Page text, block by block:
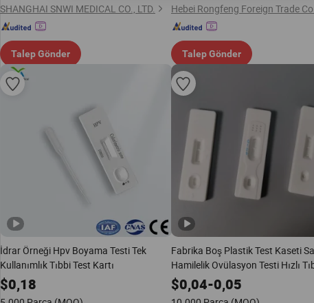
SHANGHAI SNWI MEDICAL CO., LTD.
Talep Gönder Talep Gönder
İdrar Örneği Hpv Boyama Testi Tek
Kullanımlık Tıbbi Test Kartı
$0,18
Fabrika Boş Plastik Test Kaseti
Hamilelik Ovülasyon Testi Hızlı
Test için
$0,04-0,05